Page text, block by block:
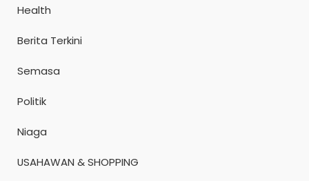
Health
Berita Terkini
Semasa
Politik
Niaga
USAHAWAN & SHOPPING